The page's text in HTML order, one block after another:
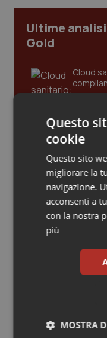
Marche
Piemonte
Provincia
Provincia
Puglia
Sardegna
Donna &
HIV
Infezioni &
Ipertensione
Malattie rare
Malattia di
Ultime analisi
Gold
Cloud
dalle
modelli
clinici
uso
Questo
cookie
Questo sito
migliorare la
navigazione.
acconsenti a
con la nostra
più
MOSTRA